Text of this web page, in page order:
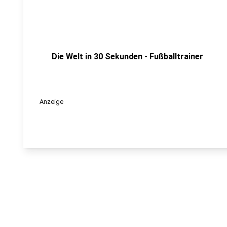
Die Welt in 30 Sekunden - Fußballtrainer
Anzeige